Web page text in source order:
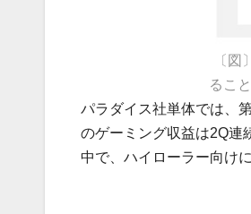
〔
るこ
パラダイス社単体では、
のゲーミング収益は2Q連
中で、ハイローラー向け